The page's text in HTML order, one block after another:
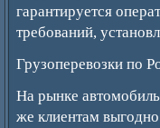
гарантируется
требований,
Грузоперевозки по
На рынке
же клиентам